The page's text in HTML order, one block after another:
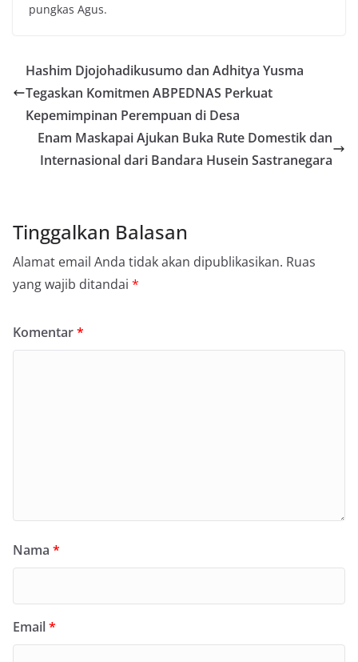
pungkas Agus.
Hashim Djojohadikusumo dan Adhitya Yusma
Tegaskan Komitmen ABPEDNAS Perkuat
Kepemimpinan Perempuan di Desa
Enam Maskapai Ajukan Buka Rute Domestik dan
Internasional dari Bandara Husein Sastranegara
Tinggalkan Balasan
Alamat email Anda tidak akan dipublikasikan. Ruas
yang wajib ditandai *
Komentar*
Nama *
Email*